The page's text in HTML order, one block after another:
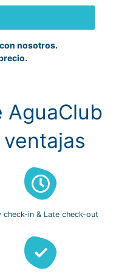
nosotros.
AguaClub
check-in & Late check-out